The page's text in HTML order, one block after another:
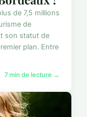
de 7,5 millions
de
son statut de
plan. Entre
7 min de lecture →